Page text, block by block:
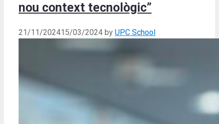
nou context tecnològic”
21/11/202415/03/2024 by UPC School